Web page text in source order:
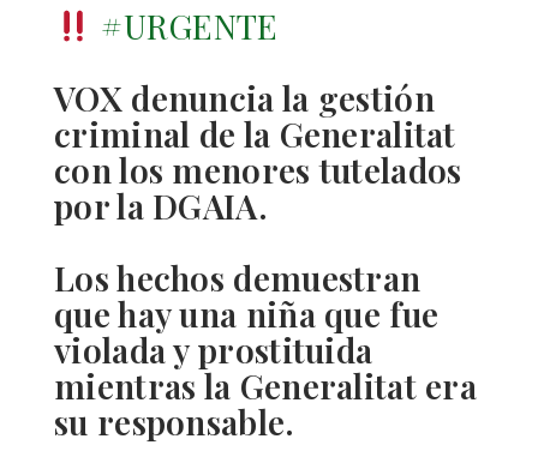
#URGENTE
VOX denuncia la gestión
criminal de la Generalitat
con los menores tutelados
por la DGAIA.
Los hechos demuestran
que hay una niña que fue
violada y prostituida
mientras la Generalitat era
su responsable.